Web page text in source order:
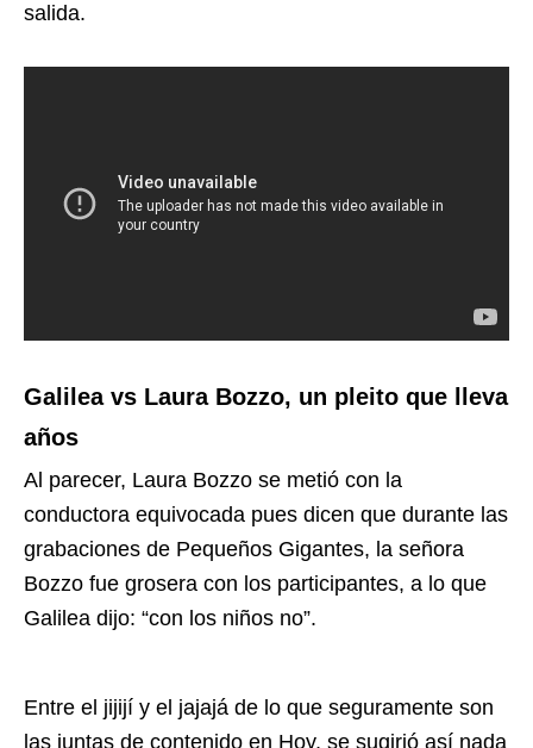
salida.
Galilea vs Laura Bozzo, un pleito que lleva
años
Al parecer, Laura Bozzo se metió con la
conductora equivocada pues dicen que durante las
grabaciones de Pequeños Gigantes, la señora
Bozzo fue grosera con los participantes, a lo que
Galilea dijo: “con los niños no”.
Entre el jijijí y el jajajá de lo que seguramente son
las juntas de contenido en Hoy, se sugirió así nada